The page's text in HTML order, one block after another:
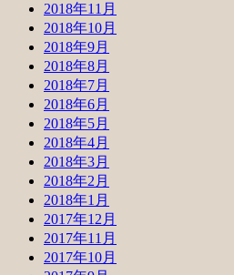
2018年11月
2018年10月
2018年9月
2018年8月
2018年7月
2018年6月
2018年5月
2018年4月
2018年3月
2018年2月
2018年1月
2017年12月
2017年11月
2017年10月